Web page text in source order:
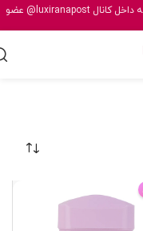
داخل کانال@luxiranapost عضو